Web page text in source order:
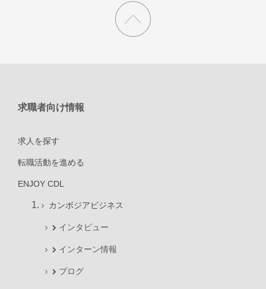
求職者向け情報
求人を探す
転職活動を進める
ENJOY CDL
カンボジアビジネス
インタビュー
インターン情報
ブログ